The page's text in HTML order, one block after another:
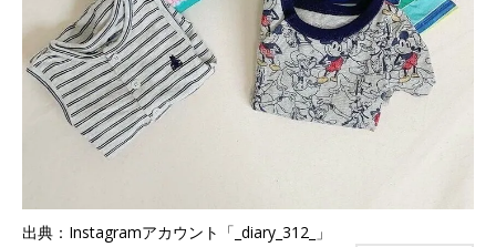
出典：Instagramアカウント「_diary_312_」